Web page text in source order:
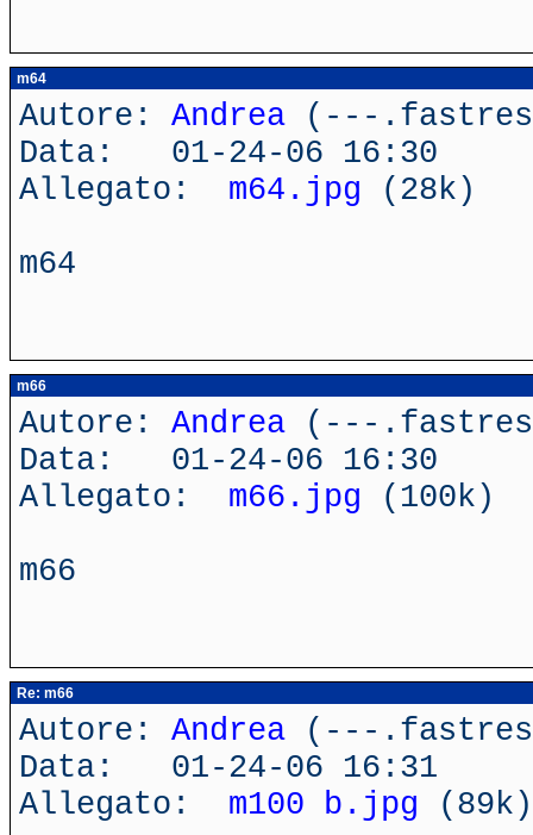
m64
Autore: Andrea (---
Data: 01-24-06 16:30
Allegato: m64.jpg (28k)
m64
m66
Autore: Andrea (---
Data: 01-24-06 16:30
Allegato: m66.jpg (100k)
m66
Re: m66
Autore: Andrea (---
Data: 01-24-06 16:31
Allegato: m100 b.jpg (89k)